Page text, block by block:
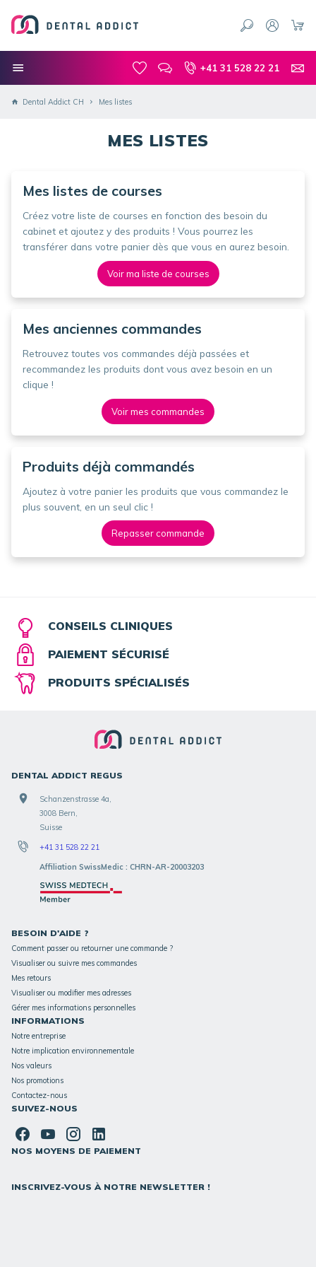
+41 31 528 22 21
Dental Addict CH Mes listes
MES LISTES
Mes listes de courses
Créez votre liste de courses en fonction des besoin du
cabinet et ajoutez y des produits ! Vous pourrez les
transférer dans votre panier dès que vous en aurez besoin.
Voir ma liste de courses
Mes anciennes commandes
Retrouvez toutes vos commandes déjà passées et
recommandez les produits dont vous avez besoin en un
clique !
Voir mes commandes
Produits déjà commandés
Ajoutez à votre panier les produits que vous commandez le
plus souvent, en un seul clic !
Repasser commande
CONSEILS CLINIQUES
PAIEMENT SÉCURISÉ
PRODUITS SPÉCIALISÉS
DENTAL ADDICT REGUS
Schanzenstrasse 4a,
3008 Bern,
Suisse
+41 31 528 22 21
Affiliation SwissMedic : CHRN-AR-20003203
BESOIN D'AIDE ?
Comment passer ou retourner une commande ?
Visualiser ou suivre mes commandes
Mes retours
Visualiser ou modifier mes adresses
Gérer mes informations personnelles
INFORMATIONS
Notre entreprise
Notre implication environnementale
Nos valeurs
Nos promotions
Contactez-nous
SUIVEZ-NOUS
NOS MOYENS DE PAIEMENT
INSCRIVEZ-VOUS À NOTRE NEWSLETTER !